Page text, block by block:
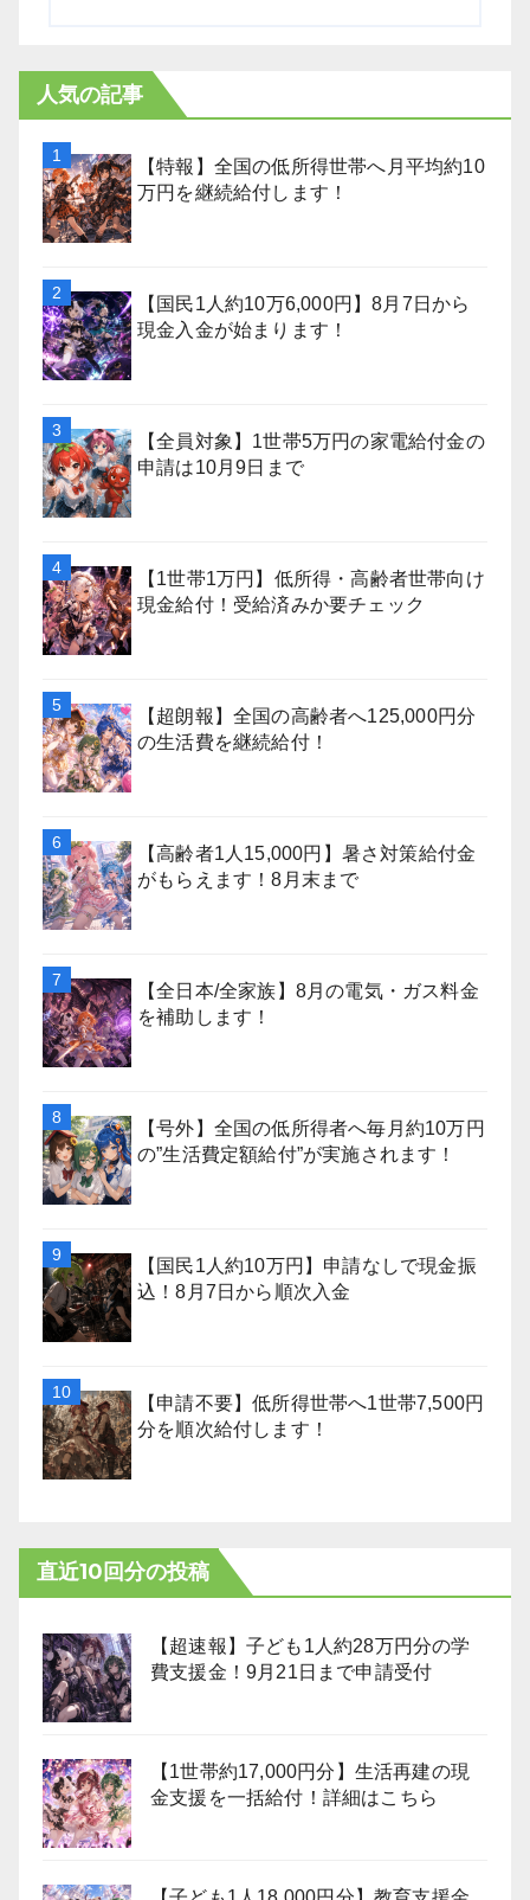
人気の記事
【特報】全国の低所得世帯へ月平均約10
万円を継続給付します！
【国民1人約10万6,000円】8月7日から
現金入金が始まります！
【全員対象】1世帯5万円の家電給付金の
申請は10月9日まで
【1世帯1万円】低所得・高齢者世帯向け
現金給付！受給済みか要チェック
【超朗報】全国の高齢者へ125,000円分
の生活費を継続給付！
【高齢者1人15,000円】暑さ対策給付金
がもらえます！8月末まで
【全日本/全家族】8月の電気・ガス料金
を補助します！
【号外】全国の低所得者へ毎月約10万円
の”生活費定額給付”が実施されます！
【国民1人約10万円】申請なしで現金振
込！8月7日から順次入金
【申請不要】低所得世帯へ1世帯7,500円
分を順次給付します！
直近10回分の投稿
【超速報】子ども1人約28万円分の学
費支援金！9月21日まで申請受付
【1世帯約17,000円分】生活再建の現
金支援を一括給付！詳細はこちら